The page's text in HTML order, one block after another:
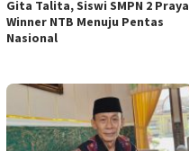
Gita Talita, Siswi SMPN 2 Praya
Winner NTB Menuju Pentas
Nasional